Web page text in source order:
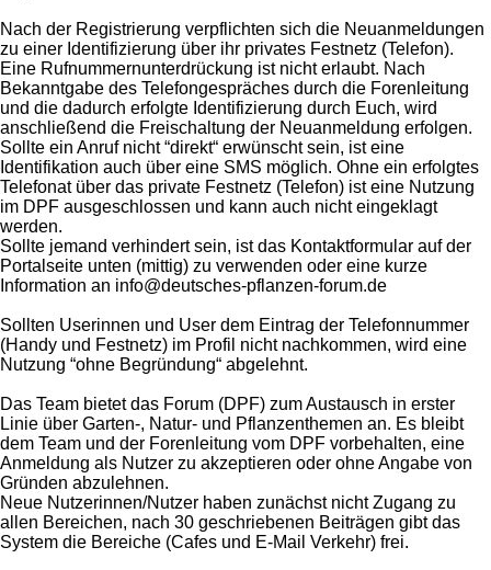
Nach der Registrierung verpflichten sich die Neuanmeldungen
zu einer Identifizierung über ihr privates Festnetz (Telefon).
Eine Rufnummernunterdrückung ist nicht erlaubt. Nach
Bekanntgabe des Telefongespräches durch die Forenleitung
und die dadurch erfolgte Identifizierung durch Euch, wird
anschließend die Freischaltung der Neuanmeldung erfolgen.
Sollte ein Anruf nicht “direkt“ erwünscht sein, ist eine
Identifikation auch über eine SMS möglich. Ohne ein erfolgtes
Telefonat über das private Festnetz (Telefon) ist eine Nutzung
im DPF ausgeschlossen und kann auch nicht eingeklagt
werden.
Sollte jemand verhindert sein, ist das Kontaktformular auf der
Portalseite unten (mittig) zu verwenden oder eine kurze
Information an info@deutsches-pflanzen-forum.de
Sollten Userinnen und User dem Eintrag der Telefonnummer
(Handy und Festnetz) im Profil nicht nachkommen, wird eine
Nutzung “ohne Begründung“ abgelehnt.
Das Team bietet das Forum (DPF) zum Austausch in erster
Linie über Garten-, Natur- und Pflanzenthemen an. Es bleibt
dem Team und der Forenleitung vom DPF vorbehalten, eine
Anmeldung als Nutzer zu akzeptieren oder ohne Angabe von
Gründen abzulehnen.
Neue Nutzerinnen/Nutzer haben zunächst nicht Zugang zu
allen Bereichen, nach 30 geschriebenen Beiträgen gibt das
System die Bereiche (Cafes und E-Mail Verkehr) frei.